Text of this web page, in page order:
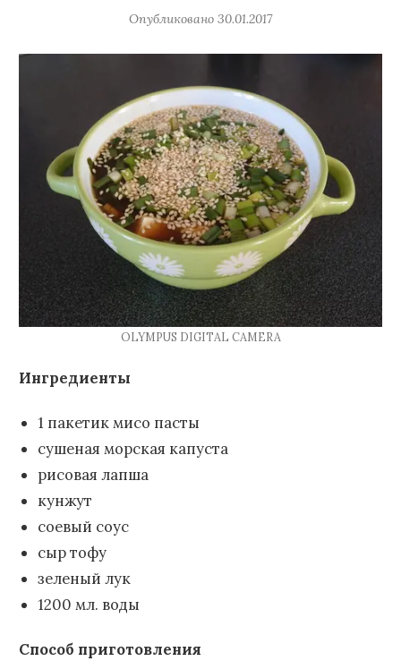
Опубликовано 30.01.2017
OLYMPUS DIGITAL CAMERA
Ингредиенты
1 пакетик мисо пасты
сушеная морская капуста
рисовая лапша
кунжут
соевый соус
сыр тофу
зеленый лук
1200 мл. воды
Способ приготовления